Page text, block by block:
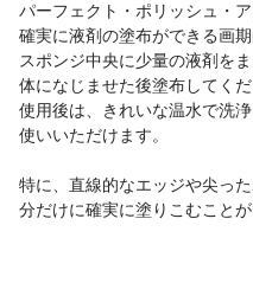
パーフェクト・ポリッシュ・
確実に液剤の塗布ができる画期
スポンジ中央に少量の液剤を
体になじませた後塗布してくだ
使用後は、きれいな温水で洗
使いいただけます。
特に、直線的なエッジや尖っ
分だけに確実に塗りこむことが